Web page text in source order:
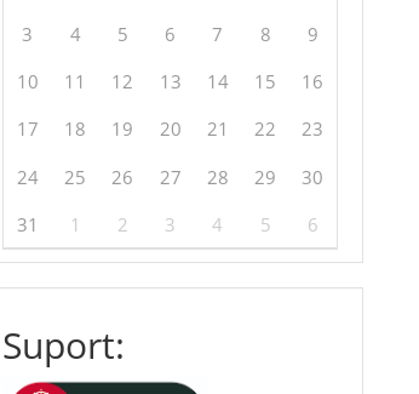
3
4 5 6 7 8
9
10
11 12 13 14 15
16
17
18 19 20 21 22
23
24
25 26 27 28 29
30
31
1 2 3 4 5 6
Suport: